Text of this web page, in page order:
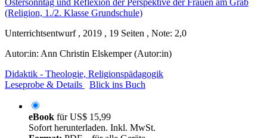
Unterrichtsentwurf , 2019 , 19 Seiten , Note: 2,0
Autor:in: Ann Christin Elskemper (Autor:in)
Didaktik - Theologie, Religionspädagogik
Leseprobe & Details
Blick ins Buch
eBook fürUS$ 15,99
Sofort herunterladen. Inkl. MwSt.